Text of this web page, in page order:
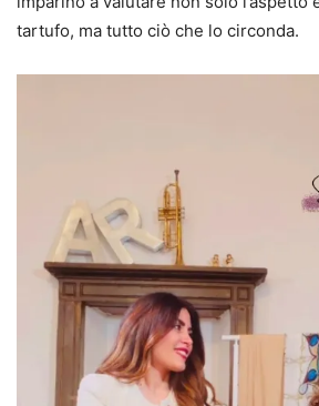
tartufo, ma tutto ciò che lo circonda.